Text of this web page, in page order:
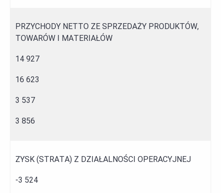
PRZYCHODY NETTO ZE SPRZEDAŻY PRODUKTÓW,
TOWARÓW I MATERIAŁÓW
14 927
16 623
3 537
3 856
ZYSK (STRATA) Z DZIAŁALNOŚCI OPERACYJNEJ
-3 524